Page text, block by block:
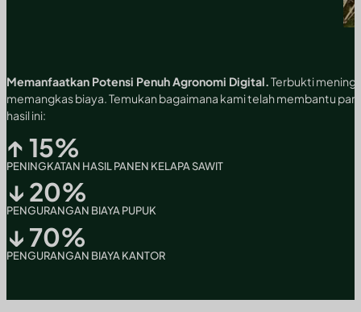
Memanfaatkan Potensi Penuh Agronomi Digital. Terbukti
memangkas biaya. Temukan bagaimana kami telah membantu
hasil ini:
↑ 15%
PENINGKATAN HASIL PANEN KELAPA SAWIT
↓ 20%
PENGURANGAN BIAYA PUPUK
↓ 70%
PENGURANGAN BIAYA KANTOR